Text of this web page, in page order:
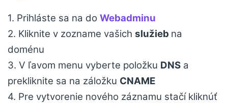
1. Prihláste sa na do Webadminu
2. Kliknite v zozname vašich služieb na
doménu
3. V ľavom menu vyberte položku DNS a
prekliknite sa na záložku CNAME
4. Pre vytvorenie nového záznamu stačí kliknúť